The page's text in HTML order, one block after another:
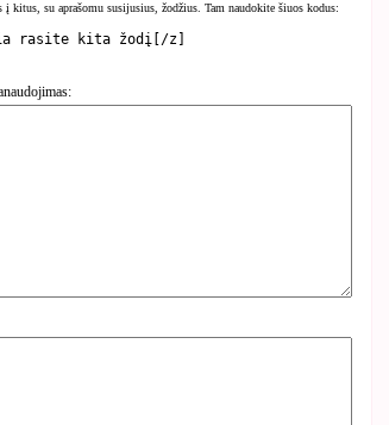
kitus, su aprašomu susijusius, žodžius. Tam naudokite šiuos kodus: